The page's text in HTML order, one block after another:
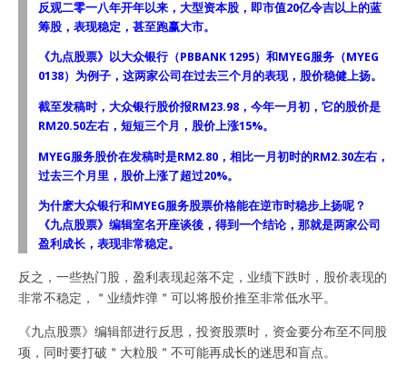
反观二零一八年开年以来，大型资本股，即市值20亿令吉以上的蓝
筹股，表现稳定，甚至跑赢大市。
《九点股票》以大众银行（PBBANK 1295）和MYEG服务（MYEG
0138）为例子，这两家公司在过去三个月的表现，股价稳健上扬。
截至发稿时，大众银行股价报RM23.98，今年一月初，它的股价是
RM20.50左右，短短三个月，股价上涨15%。
MYEG服务股价在发稿时是RM2.80，相比一月初时的RM2.30左右，
过去三个月里，股价上涨了超过20%。
为什麽大众银行和MYEG服务股票价格能在逆市时稳步上扬呢？
《九点股票》编辑室名开座谈後，得到一个结论，那就是两家公司
盈利成长，表现非常稳定。
反之，一些热门股，盈利表现起落不定，业绩下跌时，股价表现的
非常不稳定，＂业绩炸弹＂可以将股价推至非常低水平。
《九点股票》编辑部进行反思，投资股票时，资金要分布至不同股
项，同时要打破＂大粒股＂不可能再成长的迷思和盲点。